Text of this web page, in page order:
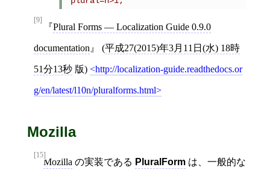
[9]
Plural Forms — Localization Guide 0.9.0
documentation (平成27(2015)年3月11日(水) 18時
51分13秒 版) http://localization-guide.readthedocs.or
g/en/latest/l10n/pluralforms.html
Mozilla
[15]
Mozilla の実装である PluralForm は、一般的な